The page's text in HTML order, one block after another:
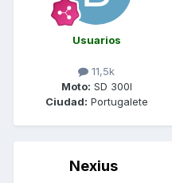
Usuarios
11,5k
Moto: SD 300I
Ciudad: Portugalete
Nexius